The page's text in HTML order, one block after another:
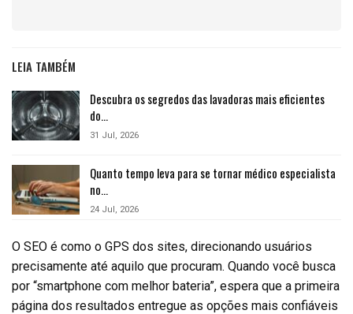
LEIA TAMBÉM
Descubra os segredos das lavadoras mais eficientes
do…
31 Jul, 2026
Quanto tempo leva para se tornar médico especialista
no…
24 Jul, 2026
O SEO é como o GPS dos sites, direcionando usuários
precisamente até aquilo que procuram. Quando você busca
por “smartphone com melhor bateria”, espera que a primeira
página dos resultados entregue as opções mais confiáveis